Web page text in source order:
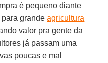
é pequeno diante
para grandeagricultura
valor pra gente da
já passam uma
poucas e mal